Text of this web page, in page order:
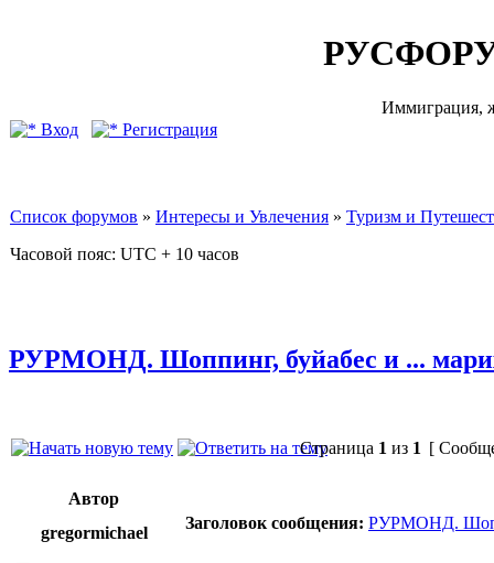
Иммиграция,
Вход
Регистрация
Список форумов » Интересы и Увлечения » Туризм и
Часовой пояс: UTC + 10 часов
РУРМОНД. Шоппинг, буйабес и ...
Страница 1 из 1 [
Автор
gregormichael
Заголовок сообщения: РУРМОНД.